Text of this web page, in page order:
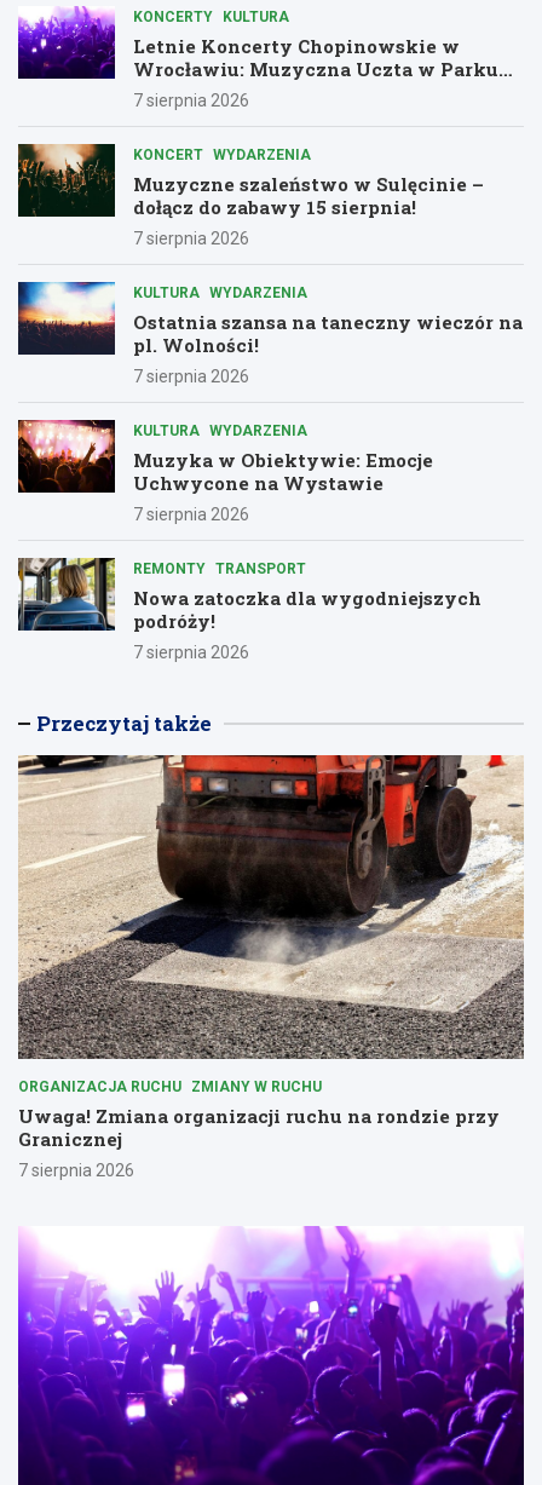
KONCERTY KULTURA
Letnie Koncerty Chopinowskie w
Wrocławiu: Muzyczna Uczta w Parku
Południowym!
7 sierpnia 2026
KONCERT WYDARZENIA
Muzyczne szaleństwo w Sulęcinie –
dołącz do zabawy 15 sierpnia!
7 sierpnia 2026
KULTURA WYDARZENIA
Ostatnia szansa na taneczny wieczór na
pl. Wolności!
7 sierpnia 2026
KULTURA WYDARZENIA
Muzyka w Obiektywie: Emocje
Uchwycone na Wystawie
7 sierpnia 2026
REMONTY TRANSPORT
Nowa zatoczka dla wygodniejszych
podróży!
7 sierpnia 2026
Przeczytaj także
ORGANIZACJA RUCHU ZMIANY W RUCHU
Uwaga! Zmiana organizacji ruchu na rondzie przy
Granicznej
7 sierpnia 2026